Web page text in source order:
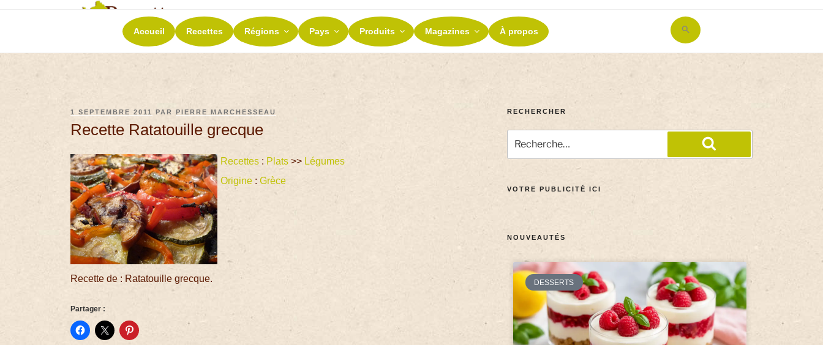
RECETTES ET TERROIRS
La richesse de nos terroirs
Accueil Recettes Régions Pays Produits Magazines À propos
Search
for:
1 SEPTEMBRE 2011 PARPIERRE MARCHESSEAU
Recette Ratatouille grecque
Recettes : Plats >> Légumes
Origine :Grèce
Recette de : Ratatouille grecque.
Partager :
RECHERCHER
VOTRE PUBLICITÉ ICI
NOUVEAUTÉS
DESSERTS